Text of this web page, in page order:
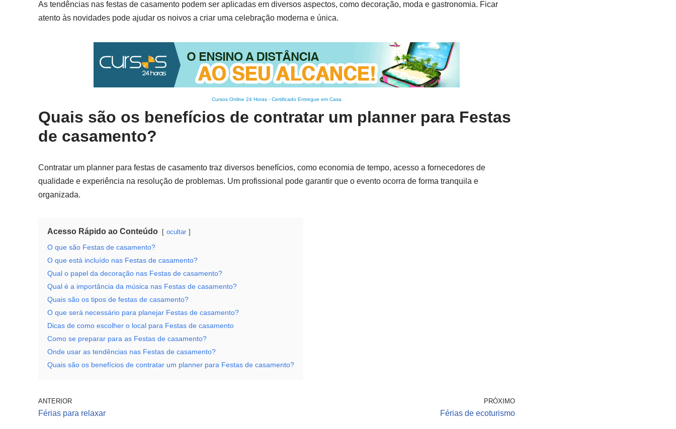
As tendências nas festas de casamento podem ser aplicadas em diversos aspectos, como decoração, moda e gastronomia. Ficar
atento às novidades pode ajudar os noivos a criar uma celebração moderna e única.
Cursos Online 24 Horas- Certificado Entregue em Casa
Quais são os benefícios de contratar um planner para Festas
de casamento?
Contratar um planner para festas de casamento traz diversos benefícios, como economia de tempo, acesso a fornecedores de
qualidade e experiência na resolução de problemas. Um profissional pode garantir que o evento ocorra de forma tranquila e
organizada.
Acesso Rápido ao Conteúdo ocultar
O que são Festas de casamento?
O que está incluído nas Festas de casamento?
Qual o papel da decoração nas Festas de casamento?
Qual é a importância da música nas Festas de casamento?
Quais são os tipos de festas de casamento?
O que será necessário para planejar Festas de casamento?
Dicas de como escolher o local para Festas de casamento
Como se preparar para as Festas de casamento?
Onde usar as tendências nas Festas de casamento?
Quais são os benefícios de contratar um planner para Festas de casamento?
ANTERIOR
Férias para relaxar
PRÓXIMO
Férias de ecoturismo